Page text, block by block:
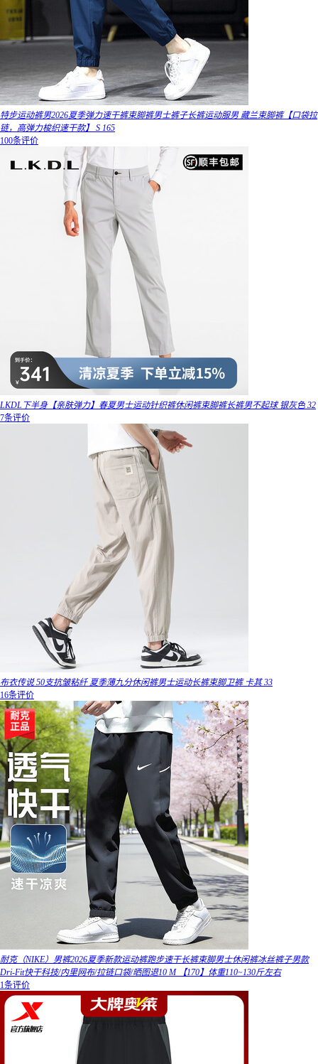
特步运动裤男2026夏季弹力速干裤束脚裤男士裤子长裤运动服男 藏兰束脚裤【口袋拉
链，高弹力梭织速干款】 S 165
100条评价
LKDL下半身【亲肤弹力】春夏男士运动针织裤休闲裤束脚裤长裤男不起球 银灰色 32
7条评价
布衣传说 50支抗皱粘纤 夏季薄九分休闲裤男士运动长裤束脚卫裤 卡其 33
16条评价
耐克（NIKE）男裤2026夏季新款运动裤跑步速干长裤束脚男士休闲裤冰丝裤子男款
Dri-Fit快干科技/内里网布/拉链口袋/晒图退10 M 【170】体重110~130斤左右
1条评价